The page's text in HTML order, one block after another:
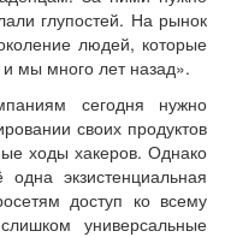
глупостей. На рынок
людей, которые
мы много лет назад».
сегодня нужно
своих продуктов
ходы хакеров. Однако
экзистенциальная
доступ ко всему
универсальные